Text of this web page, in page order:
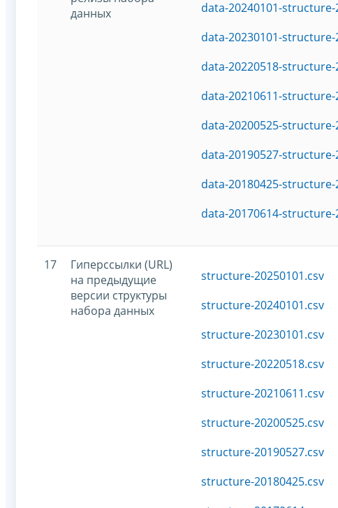
данных
data-20240101-structure-
data-20230101-structure-
data-20220518-structure-
data-20210611-structure-
data-20200525-structure-
data-20190527-structure-
data-20180425-structure-
data-20170614-structure-
17
Гиперссылки (URL)
на предыдущие
версии структуры
набора данных
structure-20250101.csv
structure-20240101.csv
structure-20230101.csv
structure-20220518.csv
structure-20210611.csv
structure-20200525.csv
structure-20190527.csv
structure-20180425.csv